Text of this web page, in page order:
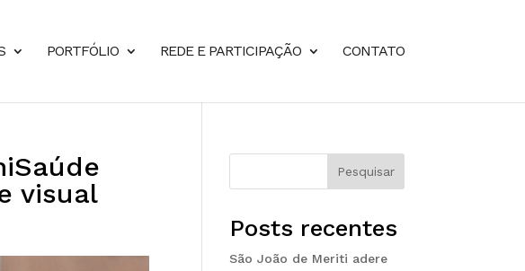
PORTFÓLIO REDE E PARTICIPAÇÃO CONTATO
visual
Pesquisar
Posts recentes
São João de Meriti adere